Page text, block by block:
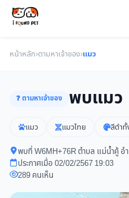
หน้าหลัก›ตามหาเจ้าของ›แมว
❓ ตามหาเจ้าของ พบแมว
แมว แมวไทย สีดำ
พบที่ W6MH+76R ตำบล แม่น้ำคู้ อ
ประกาศเมื่อ 02/02/2567 19:03
289 คนเห็น